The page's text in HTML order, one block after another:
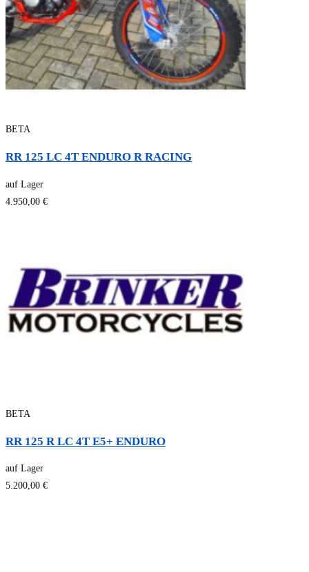
BETA
RR 125 LC 4T ENDURO R RACING
auf Lager
4.950,00 €
BETA
RR 125 R LC 4T E5+ ENDURO
auf Lager
5.200,00 €